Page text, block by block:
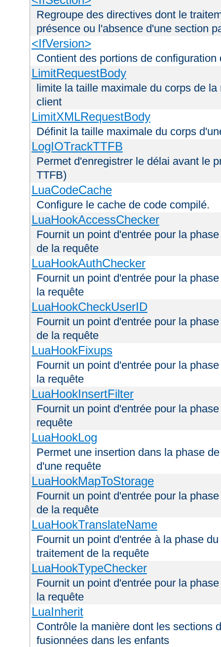
Regroupe des directives dont le
présence ou l'absence d'une section
<IfVersion>
Contient des portions de
LimitRequestBody
limite la taille maximale du corps de
client
LimitXMLRequestBody
Définit la taille maximale du corps
LogIOTrackTTFB
Permet d'enregistrer le délai avant le
TTFB)
LuaCodeCache
Configure le cache de code compilé.
LuaHookAccessChecker
Fournit un point d'entrée pour la
de la requête
LuaHookAuthChecker
Fournit un point d'entrée pour la
la requête
LuaHookCheckUserID
Fournit un point d'entrée pour la
de la requête
LuaHookFixups
Fournit un point d'entrée pour la
la requête
LuaHookInsertFilter
Fournit un point d'entrée pour la
requête
LuaHookLog
Permet une insertion dans la phase
d'une requête
LuaHookMapToStorage
Fournit un point d'entrée pour la
de la requête
LuaHookTranslateName
Fournit un point d'entrée à la phase
traitement de la requête
LuaHookTypeChecker
Fournit un point d'entrée pour la
la requête
LuaInherit
Contrôle la manière dont les sections
fusionnées dans les enfants